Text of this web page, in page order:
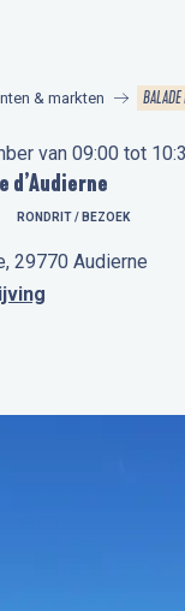
& markten BALADE
van 09:00 tot
d’Audierne
RONDRIT / BEZOEK
29770 Audierne